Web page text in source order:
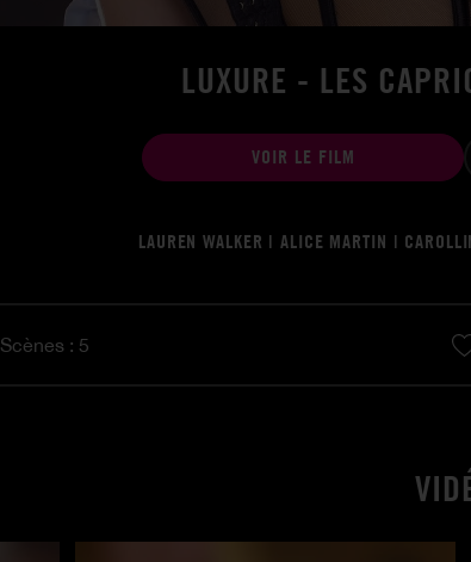
LUXURE - LES
VOIR LE FILM
LAUREN WALKER | ALICE MARTIN |
Scènes : 5